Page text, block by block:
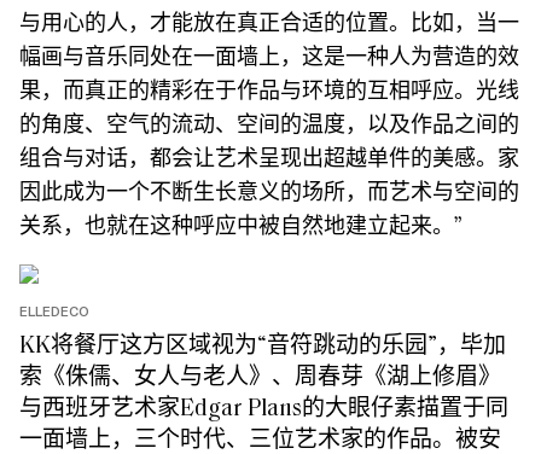
与⽤⼼的⼈，才能放在真正合适的位置。⽐如，当⼀
幅画与⾳乐同处在⼀⾯墙上，这是⼀种⼈为营造的效
果，⽽真正的精彩在于作品与环境的互相呼应。光线
的⻆度、空⽓的流动、空间的温度，以及作品之间的
组合与对话，都会让艺术呈现出超越单件的美感。家
因此成为⼀个不断⽣⻓意义的场所，⽽艺术与空间的
关系，也就在这种呼应中被⾃然地建⽴起来。”
ELLEDECO
KK将餐厅这方区域视为“音符跳动的乐园”，毕加
索《侏儒、⼥⼈与⽼⼈》、周春芽《湖上修眉》
与⻄班⽛艺术家Edgar Plans的⼤眼仔素描置于同
一面墙上，三个时代、三位艺术家的作品。被安